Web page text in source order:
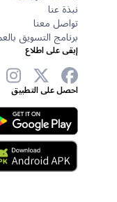
نبذة عنا
تواصل معنا
برنامج التسويق بالعمولة
إبقى على اطلاع
احصل على التطبيق